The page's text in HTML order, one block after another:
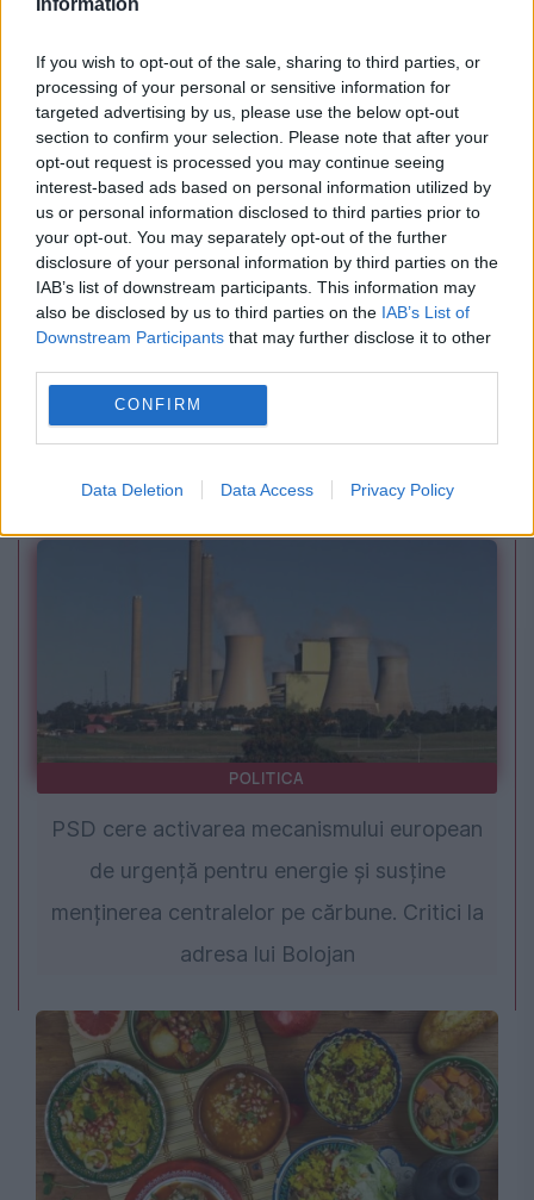
If you wish to opt-out of the sale, sharing to third parties, or
processing of your personal or sensitive information for
targeted advertising by us, please use the below opt-out
section to confirm your selection. Please note that after your
opt-out request is processed you may continue seeing
interest-based ads based on personal information utilized by
us or personal information disclosed to third parties prior to
your opt-out. You may separately opt-out of the further
disclosure of your personal information by third parties on the
IAB’s list of downstream participants. This information may
also be disclosed by us to third parties on the IAB’s List of
Downstream Participants that may further disclose it to other
CONFIRM
Data Deletion Data Access Privacy Policy
SpaceX își publică primul raport financiar după
debutul istoric la bursă. Investitorii se
pregătesc pentru fluctuații majore
SOCIAL
Cea mai bună legumă pentru creier și inimă.
De ce o recomandă nutriționiștii
POLITICA
PSD cere activarea mecanismului european
de urgență pentru energie și susține
menținerea centralelor pe cărbune. Critici la
adresa lui Bolojan